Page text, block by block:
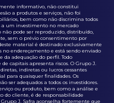
informativo, não constitui
a produtos e serviços, não foi
bem como não discrimina todos
a um investimento no mercado
pode ser reproduzido, distribuído,
sem o prévio consentimento por
material é destinado exclusivamente
no endereçamento e está sendo enviado
da adequação do perfil. Todo
capitais apresenta riscos. O Grupo J.
indiretas ou lucros cessantes
para quaisquer finalidades. Os
ser adequados a todos os investidores.
ou produto, bem como a análise e
do cliente, é de responsabilidade
J. Safra aconselha fortemente que